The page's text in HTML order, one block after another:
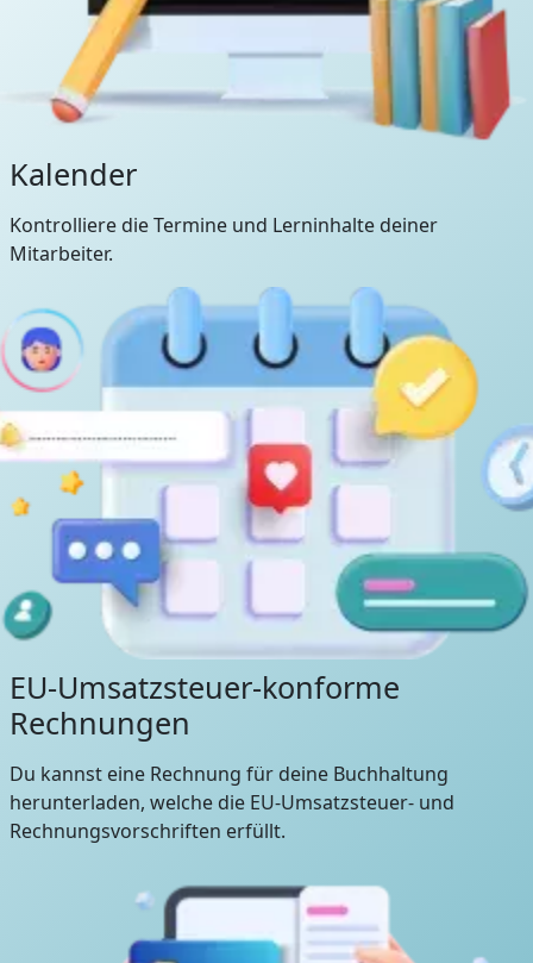
Kalender
Kontrolliere die Termine und Lerninhalte deiner
Mitarbeiter.
EU-Umsatzsteuer-konforme
Rechnungen
Du kannst eine Rechnung für deine Buchhaltung
herunterladen, welche die EU-Umsatzsteuer- und
Rechnungsvorschriften erfüllt.